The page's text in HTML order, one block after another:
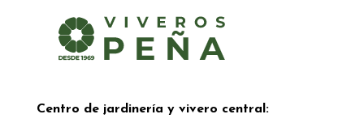
Centro de jardinería y vivero central: